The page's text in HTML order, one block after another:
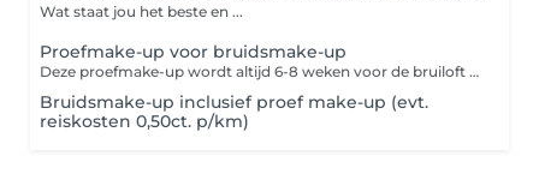
Wat staat jou het beste en ...
Proefmake-up voor bruidsmake-up
Deze proefmake-up wordt altijd 6-8 weken voor de bruiloft geboekt. Indien u direct na de proefmake-up een afspraak boekt, worden deze kosten in mindering gebracht bij de Bruidsmake-up.
Bruidsmake-up inclusief proef make-up (evt.
reiskosten 0,50ct. p/km)